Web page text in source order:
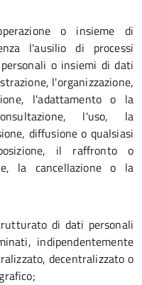
o insieme di
l'ausilio di processi
o insiemi di dati
l'organizzazione,
l'adattamento o la
l'uso, la
diffusione o qualsiasi
il raffronto o
la cancellazione o la
di dati personali
indipendentemente
decentralizzato o